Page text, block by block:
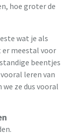
hoe groter de
wat je als
meestal voor
beentjes
leren van
ze dus vooral